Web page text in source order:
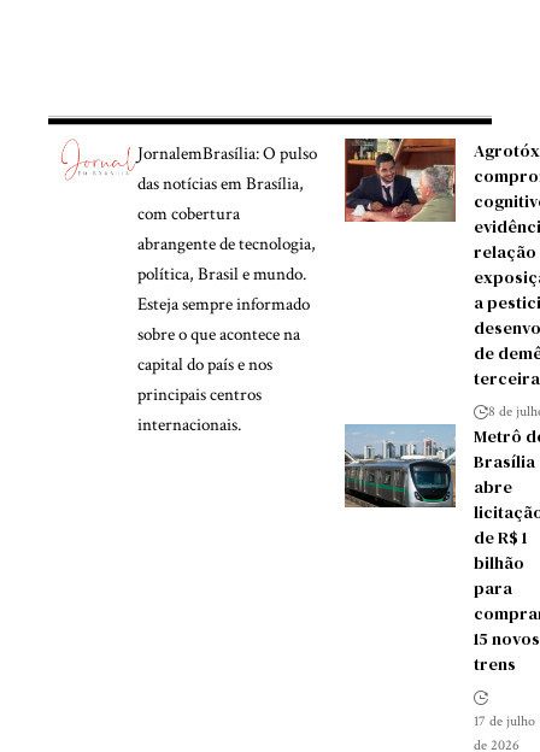
JornalemBrasília: O pulso
das notícias em Brasília,
com cobertura
abrangente de tecnologia,
política, Brasil e mundo.
Esteja sempre informado
sobre o que acontece na
capital do país e nos
principais centros
internacionais.
a
de
8 de
Metrô
Brasília
abre
de R$ 1
bilhão
para
15 novos
trens
17 de julho
de 2026